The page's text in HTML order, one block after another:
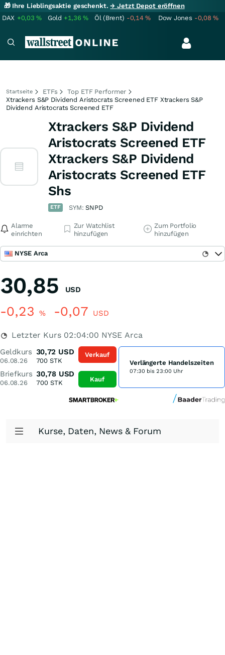
🎁 Ihre Lieblingsaktie geschenkt.→ Jetzt Depot eröffnen
DAX +0,03% Gold +1,36% Öl (Brent) -0,14% Dow Jones -0,08%
Startseite ETFs
Top ETF Performer
Xtrackers S&P Dividend Aristocrats Screened ETF Xtrackers S&P
Dividend Aristocrats Screened ETF
Xtrackers S&P Dividend
Aristocrats Screened ETF
Xtrackers S&P Dividend
Aristocrats Screened ETF
Shs
ETF SYM:SNPD
Alarme
einrichten
Zur Watchlist
hinzufügen
Zum Portfolio
hinzufügen
NYSE Arca
30,85 USD
-0,23 % -0,07 USD
Letzter Kurs 02:04:00 NYSE Arca
Geldkurs
06.08.26
30,72 USD
700 STK
Briefkurs
06.08.26
30,78 USD
700STK
Verkauf
Kauf
Verlängerte Handelszeiten
07:30 bis 23:00 Uhr
Kurse, Daten, News & Forum